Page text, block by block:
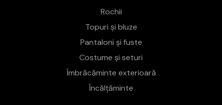
Rochii
Topuri și bluze
Pantaloni și fuste
Costume și seturi
Îmbrăcăminte exterioară
Încălțăminte